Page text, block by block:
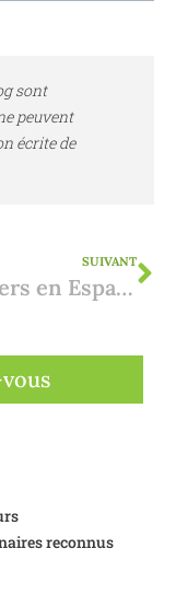
sont
peuvent
écrite de
SUIVANT
Squatters en Espagne : mieux vaut prévenir que guérir
reconnus